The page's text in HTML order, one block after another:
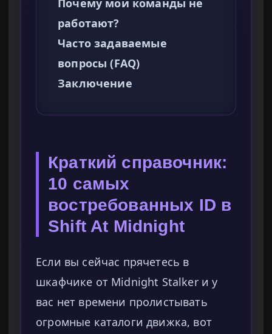
Почему мои команды не
работают?
Часто задаваемые
вопросы (FAQ)
Заключение
Краткий справочник:
10 самых
востребованных ID в
Shift At Midnight
Если вы сейчас прячетесь в
шкафчике от Midnight Stalker и у
вас нет времени пролистывать
огромные каталоги движка, вот